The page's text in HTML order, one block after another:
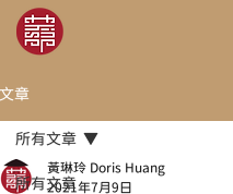
文章
所有文章
所有文章
黃琳玲 Doris Huang
2021年7月9日